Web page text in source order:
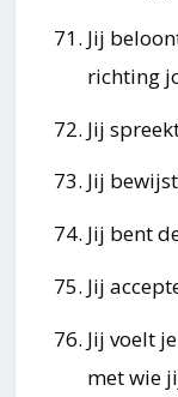
Jij
richting
Jij
Jij
Jij bent
Jij
Jij voelt
met wie